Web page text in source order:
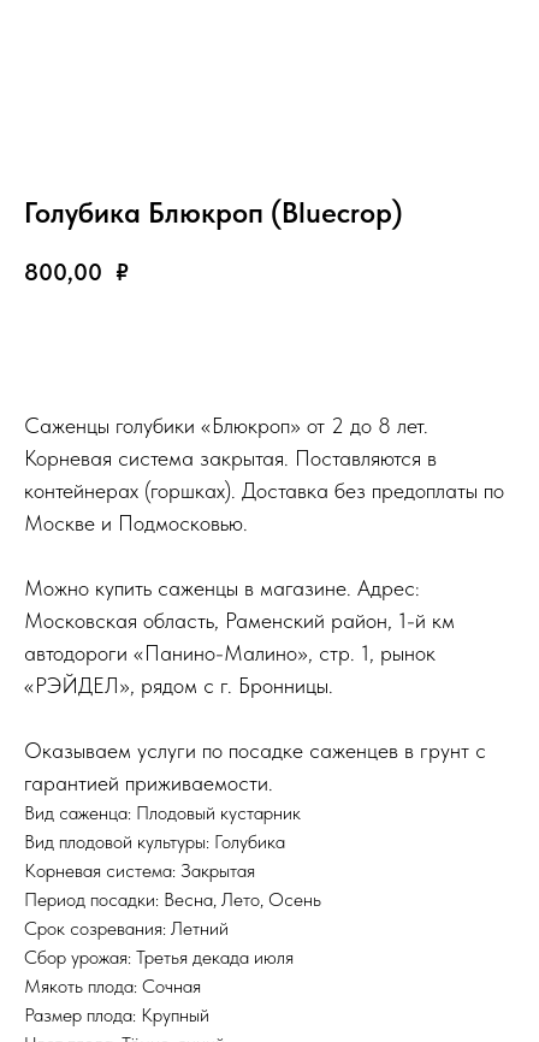
Голубика Блюкроп (Bluecrop)
800,00 ₽
Саженцы голубики «Блюкроп» от 2 до 8 лет.
Корневая система закрытая. Поставляются в
контейнерах (горшках). Доставка без предоплаты по
Москве и Подмосковью.
Можно купить саженцы в магазине. Адрес:
Московская область, Раменский район, 1-й км
автодороги «Панино-Малино», стр. 1, рынок
«РЭЙДЕЛ», рядом с г. Бронницы.
Оказываем услуги по посадке саженцев в грунт с
гарантией приживаемости.
Вид саженца: Плодовый кустарник
Вид плодовой культуры: Голубика
Корневая система: Закрытая
Период посадки: Весна, Лето, Осень
Срок созревания: Летний
Сбор урожая: Третья декада июля
Мякоть плода: Сочная
Размер плода: Крупный